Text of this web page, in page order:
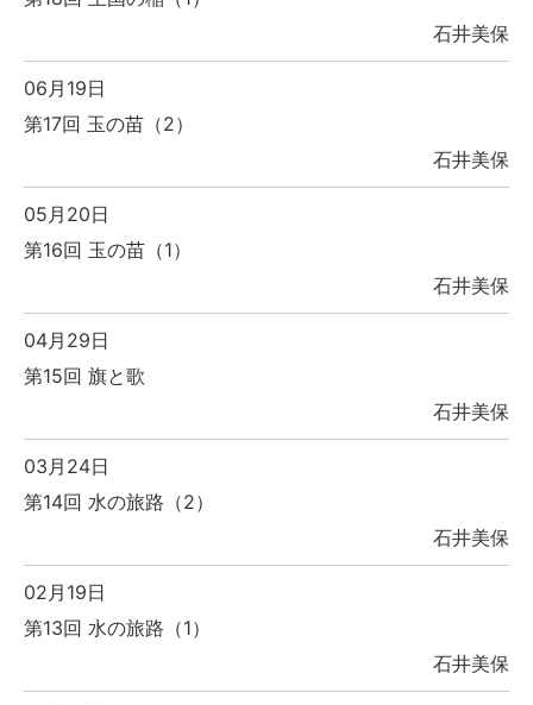
石井美保
06月19日
第17回 玉の苗（2）
石井美保
05月20日
第16回 玉の苗（1）
石井美保
04月29日
第15回 旗と歌
石井美保
03月24日
第14回 水の旅路（2）
石井美保
02月19日
第13回 水の旅路（1）
石井美保